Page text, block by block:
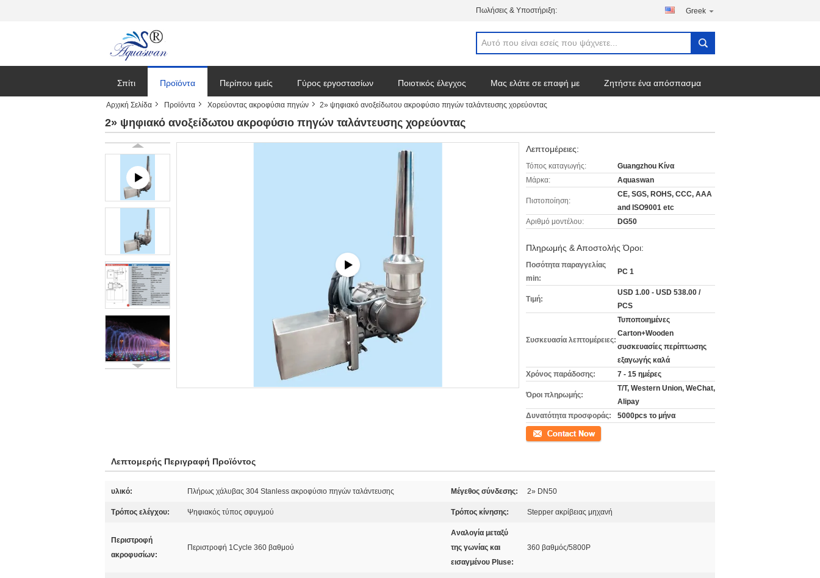
Πωλήσεις & Υποστήριξη: Greek
Σπίτι Προϊόντα Περίπου εμείς Γύρος εργοστασίων Ποιοτικός έλεγχος Μας ελάτε σε επαφή με Ζητήστε ένα απόσπασμα
Ειδήσεις
Αρχική Σελίδα Προϊόντα Χορεύοντας ακροφύσια πηγών 2» ψηφιακό ανοξείδωτου ακροφύσιο πηγών ταλάντευσης χορεύοντας
2» ψηφιακό ανοξείδωτου ακροφύσιο πηγών ταλάντευσης χορεύοντας
Λεπτομέρειες:
Τόπος καταγωγής:
Guangzhou Κίνα
Μάρκα:
Aquaswan
Πιστοποίηση:
CE, SGS, ROHS, CCC, AAA
and ISO9001 etc
Αριθμό μοντέλου:
DG50
Πληρωμής & Αποστολής Όροι:
Ποσότητα παραγγελίας
min:
PC 1
Τιμή:
USD 1.00 - USD 538.00 /
PCS
Συσκευασία λεπτομέρειες:
Τυποποιημένες
Carton+Wooden
συσκευασίες περίπτωσης
εξαγωγής καλά
Χρόνος παράδοσης:
7 - 15 ημέρες
Όροι πληρωμής:
T/T, Western Union, WeChat,
Alipay
Δυνατότητα προσφοράς:
5000pcs το μήνα
Επικοινωνία
Λεπτομερής Περιγραφή Προϊόντος
υλικό: Πλήρως χάλυβας 304 Stanless ακροφύσιο πηγών ταλάντευσης Μέγεθος σύνδεσης: 2» DN50
Τρόπος ελέγχου: Ψηφιακός τύπος σφυγμού Τρόπος κίνησης: Stepper ακρίβειας μηχανή
Περιστροφή
ακροφυσίων:
Περιστροφή 1Cycle 360 βαθμού
Αναλογία μεταξύ
της γωνίας και
εισαγμένου Pluse:
360 βαθμός/5800P